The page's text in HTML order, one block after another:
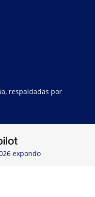
respaldadas por
expondo